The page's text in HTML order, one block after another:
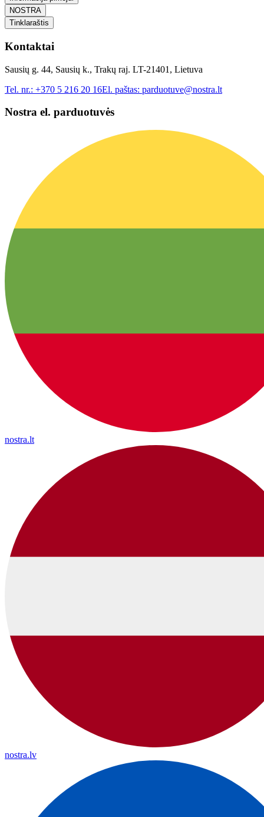
NOSTRA
Tinklaraštis
Kontaktai
Sausių g. 44, Sausių k., Trakų raj. LT-21401, Lietuva
Tel. nr.: +370 5 216 20 16El. paštas: parduotuve@nostra.lt
Nostra el. parduotuvės
nostra.lt
nostra.lv